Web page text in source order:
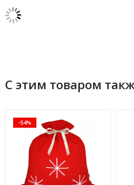
С этим товаром
-54%